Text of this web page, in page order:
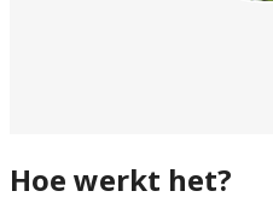
Hoe werkt het?